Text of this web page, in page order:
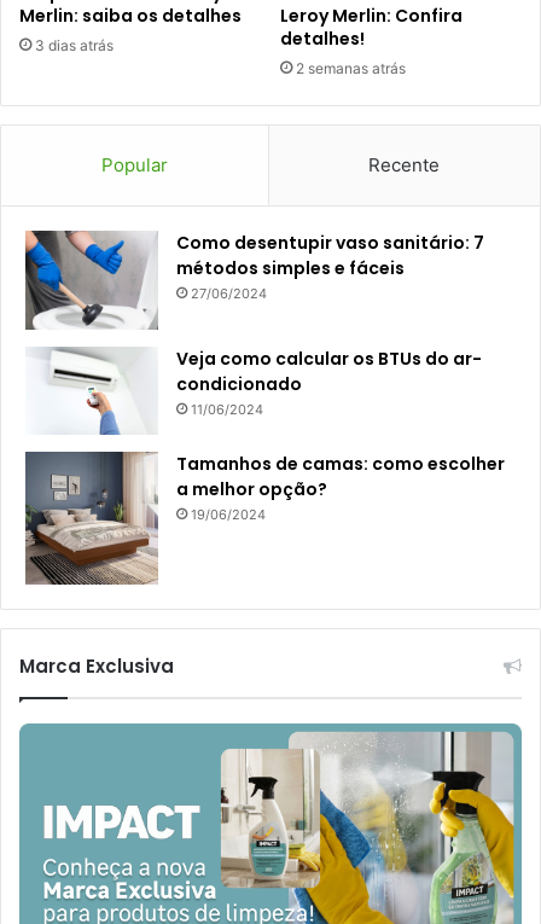
Merlin: saiba os detalhes
3 dias atrás
Leroy Merlin: Confira
detalhes!
2 semanas atrás
Popular Recente
Como desentupir vaso sanitário: 7
métodos simples e fáceis
27/06/2024
Veja como calcular os BTUs do ar-
condicionado
11/06/2024
Tamanhos de camas: como escolher
a melhor opção?
19/06/2024
Marca Exclusiva